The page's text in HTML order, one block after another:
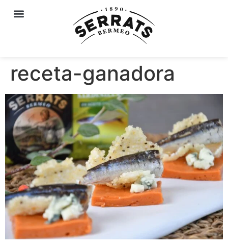
receta-ganadora